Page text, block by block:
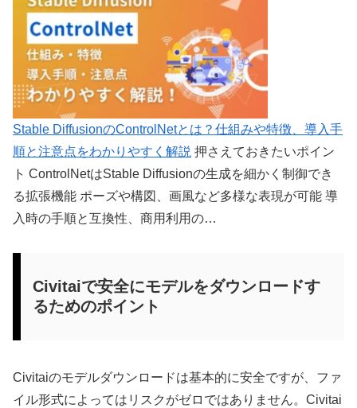
Stable DiffusionのControlNetとは？仕組みや特徴、導入手
順と注意点をわかりやすく解説 押さえておきたいポイン
ト ControlNetはStable Diffusionの生成を細かく制御でき
る拡張機能 ポーズや構図、画風など多様な表現が可能 導
入時の手順と互換性、商用利用の…
Civitaiで安全にモデルをダウンロードす
るためのポイント
Civitaiのモデルダウンロードは基本的に安全ですが、ファ
イル形式によってはリスクがゼロではありません。Civitai